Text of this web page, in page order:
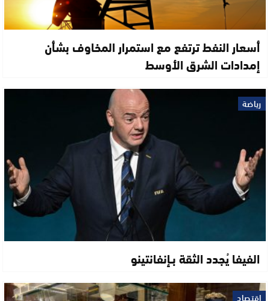
أسعار النفط ترتفع مع استمرار المخاوف بشأن
إمدادات الشرق الأوسط
رياضة
الفيفا يُجدد الثقة بـإنفانتينو
اقتصاد